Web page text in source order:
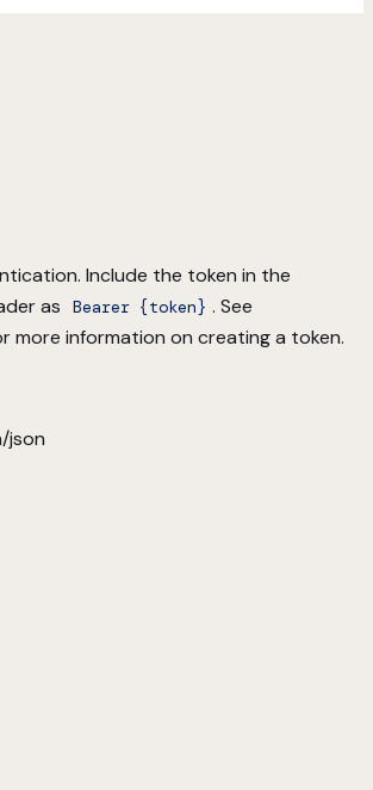
Include the token in the
as
Bearer {token} . See
more information on creating a token.
json